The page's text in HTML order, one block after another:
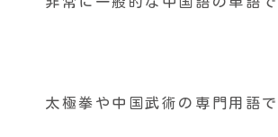
太極拳や中国武術の専門用語